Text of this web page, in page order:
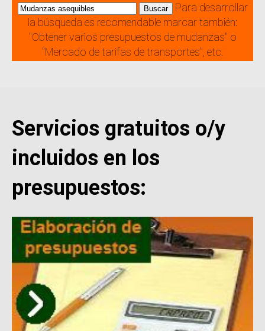
Para desarrollar
la búsqueda es recomendable marcar también:
"Obtener varios presupuestos de mudanzas" o
"Mercado de tarifas de transportes", etc.
Servicios gratuitos o/y
incluidos en los
presupuestos: